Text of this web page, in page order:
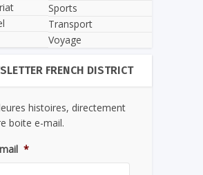
Sports
Transport
Voyage
FRENCH DISTRICT
histoires, directement
boite e-mail.
*